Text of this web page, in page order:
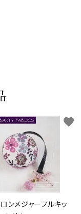
ンメジャーフルキッ
favorite